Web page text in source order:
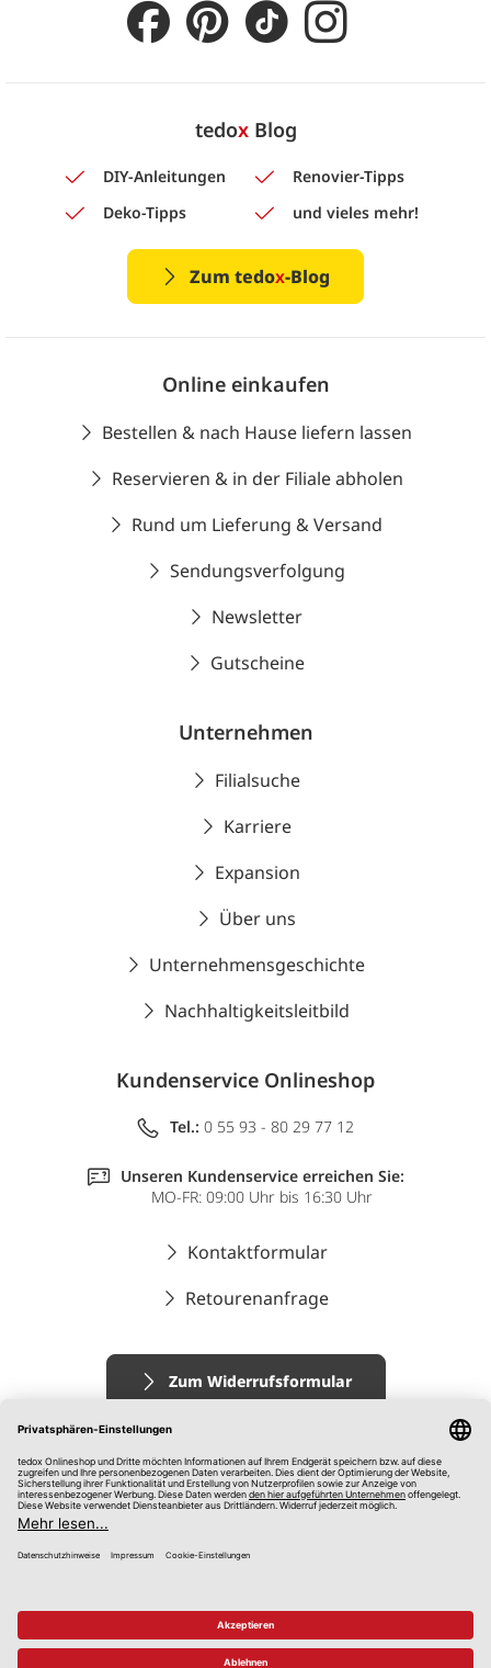
tedoxBlog
DIY-Anleitungen
Renovier-Tipps
Deko-Tipps
und vieles mehr!
Zum tedox-Blog
Online einkaufen
Bestellen & nach Hause liefern lassen
Reservieren & in der Filiale abholen
Rund um Lieferung & Versand
Sendungsverfolgung
Newsletter
Gutscheine
Unternehmen
Filialsuche
Karriere
Expansion
Über uns
Unternehmensgeschichte
Nachhaltigkeitsleitbild
Kundenservice Onlineshop
Tel.: 0 55 93 - 80 29 77 12
Unseren Kundenservice erreichen Sie:
MO-FR: 09:00 Uhr bis 16:30 Uhr
Kontaktformular
Retourenanfrage
Zum Widerrufsformular
© 2026 tedox KG
Impressum
AGB
Datenschutz
Hinweisgebersystem